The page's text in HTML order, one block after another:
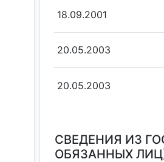
18.09.2001
20.05.2003
20.05.2003
СВЕДЕНИЯ ИЗ
ОБЯЗАННЫХ